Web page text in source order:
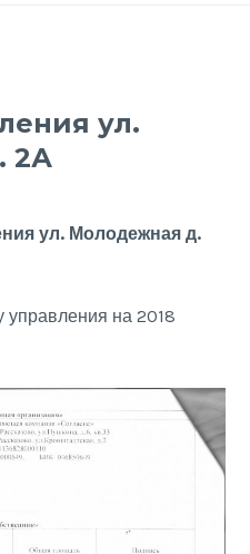
ул.
2А
ул. Молодежная д.
на 2018